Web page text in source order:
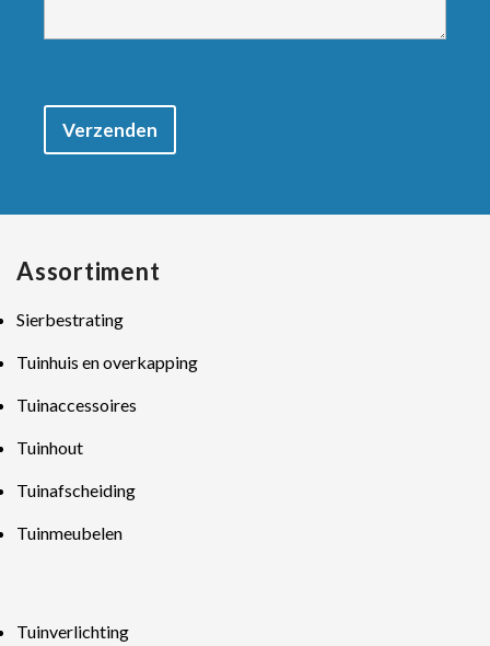
Verzenden
Assortiment
Sierbestrating
Tuinhuis en overkapping
Tuinaccessoires
Tuinhout
Tuinafscheiding
Tuinmeubelen
Tuinverlichting